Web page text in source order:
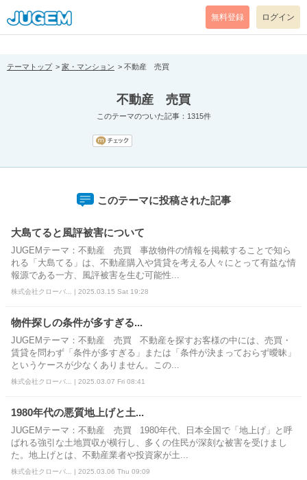
[pear_error: message="Success" code=0 mode=return level=notice
prefix="" info=""]
無料登録 ログイン
テーマトップ 家・マンション 不動産 売買
不動産 売買
このテーマのついた記事：1315件
このテーマに投稿された記事
大島てると風評被害について
JUGEMテーマ：不動産 売買 事故物件の情報を掲載することで知ら
れる「大島てる」は、不動産購入や賃貸を考える人々にとって有益な情
報源である一方、風評被害を生む可能性...
株式会社クローバ... | 2025.03.15 Sat 19:28
物件探しの条件が多すぎる...
JUGEMテーマ：不動産 売買 不動産を探すお客様の中には、売買・
賃貸を問わず「条件が多すぎる」または「条件が決まっておらず曖昧」
というケースが少なくありません。この...
株式会社クローバ... | 2025.03.07 Fri 08:41
1980年代の悪質地上げと土...
JUGEMテーマ：不動産 売買 1980年代、日本全国で「地上げ」と呼
ばれる強引な土地買収が横行し、多くの住民が深刻な被害を受けまし
た。地上げとは、不動産業者や投資家が土...
株式会社クローバ... | 2025.03.06 Thu 09:09